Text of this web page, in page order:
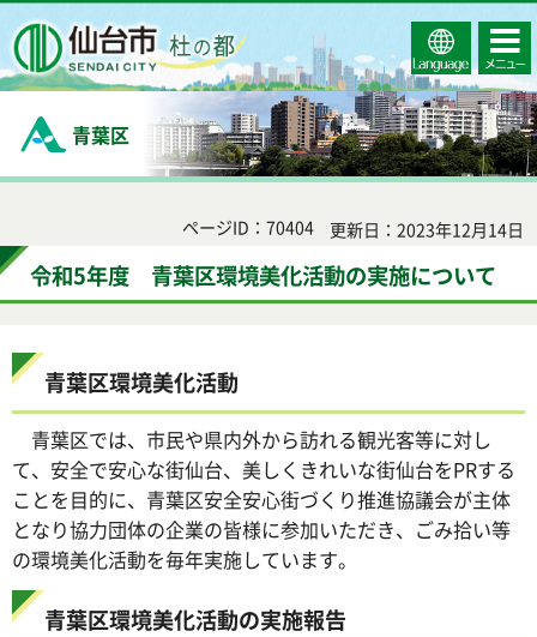
Select
Language
コンテ
ンツメ
ニュー
青葉区
ページID：70404 更新日：2023年12月14日
令和5年度 青葉区環境美化活動の実施について
青葉区環境美化活動
青葉区では、市民や県内外から訪れる観光客等に対し
て、安全で安心な街仙台、美しくきれいな街仙台をPRする
ことを目的に、青葉区安全安心街づくり推進協議会が主体
となり協力団体の企業の皆様に参加いただき、ごみ拾い等
の環境美化活動を毎年実施しています。
青葉区環境美化活動の実施報告